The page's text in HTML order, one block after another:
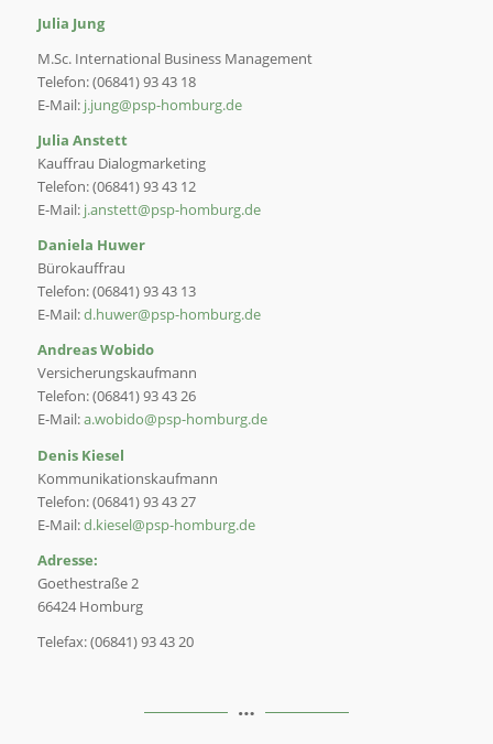
Julia Jung
M.Sc. International Business Management
Telefon: (06841) 93 43 18
E-Mail: j.jung@psp-homburg.de
Julia Anstett
Kauffrau Dialogmarketing
Telefon: (06841) 93 43 12
E-Mail: j.anstett@psp-homburg.de
Daniela Huwer
Bürokauffrau
Telefon: (06841) 93 43 13
E-Mail:d.huwer@psp-homburg.de
Andreas Wobido
Versicherungskaufmann
Telefon: (06841) 93 43 26
E-Mail:a.wobido@psp-homburg.de
Denis Kiesel
Kommunikationskaufmann
Telefon: (06841) 93 43 27
E-Mail:d.kiesel@psp-homburg.de
Adresse:
Goethestraße 2
66424 Homburg
Telefax: (06841) 93 43 20